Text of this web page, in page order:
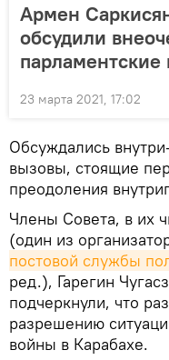
Армен
обсудили
23 марта 2021, 17:02
Обсуждались
вызовы, стоящие
преодоления
Члены Совета, в их
(один из
постовой службы
ред.), Гарегин
подчеркнули, что
разрешению
войны в Карабахе.